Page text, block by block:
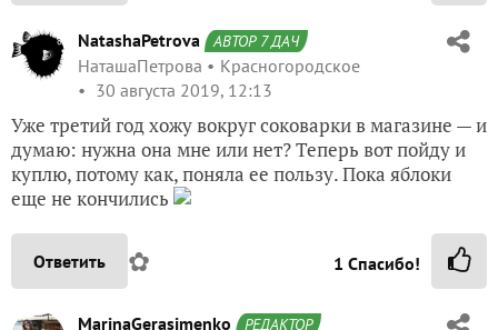
NatashaPetrova АВТОР 7 ДАЧ
НаташаПетрова
Красногородское
30 августа 2019, 12:13
Уже третий год хожу вокруг соковарки в магазине — и
думаю: нужна она мне или нет? Теперь вот пойду и
куплю, потому как, поняла ее пользу. Пока яблоки
еще не кончились
Ответить ✿ 1 Спасибо!
MarinaGerasimenko РЕДАКТОР